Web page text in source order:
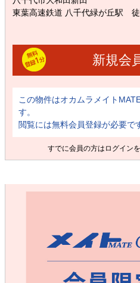
東葉高速鉄道 八千代緑が丘駅
新規会
この物件はオカムラメイト
す。
閲覧には無料会員登録が必要で
すでに会員の方は ログイン